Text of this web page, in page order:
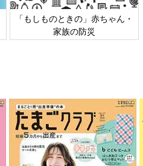
六星占術 細木かおりさんの人生
相談